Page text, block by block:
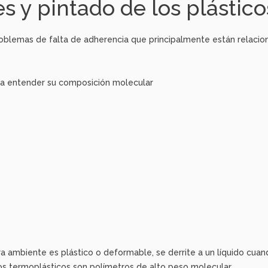
y pintado de los
de falta de adherencia que principalmente están
entender su composición molecular
ambiente es plástico o deformable, se derrite a un líquido